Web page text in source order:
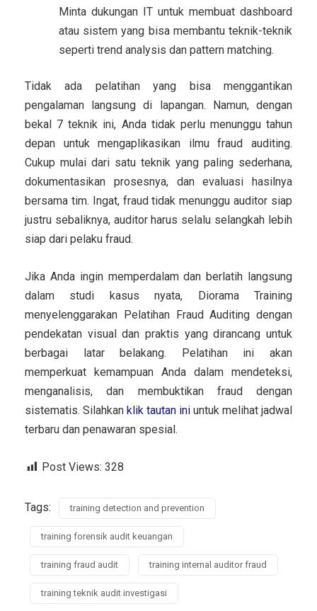
Minta dukungan IT untuk membuat dashboard
atau sistem yang bisa membantu teknik-teknik
seperti trend analysis dan pattern matching.
Tidak ada pelatihan yang bisa menggantikan
pengalaman langsung di lapangan. Namun, dengan
bekal 7 teknik ini, Anda tidak perlu menunggu tahun
depan untuk mengaplikasikan ilmu fraud auditing.
Cukup mulai dari satu teknik yang paling sederhana,
dokumentasikan prosesnya, dan evaluasi hasilnya
bersama tim. Ingat, fraud tidak menunggu auditor siap
justru sebaliknya, auditor harus selalu selangkah lebih
siap dari pelaku fraud.
Jika Anda ingin memperdalam dan berlatih langsung
dalam studi kasus nyata, Diorama Training
menyelenggarakan Pelatihan Fraud Auditing dengan
pendekatan visual dan praktis yang dirancang untuk
berbagai latar belakang. Pelatihan ini akan
memperkuat kemampuan Anda dalam mendeteksi,
menganalisis, dan membuktikan fraud dengan
sistematis. Silahkan klik tautan ini untuk melihat jadwal
terbaru dan penawaran spesial.
Post Views: 328
Tags: training detection and prevention
training forensik audit keuangan
training fraud audit training internal auditor fraud
training teknik audit investigasi